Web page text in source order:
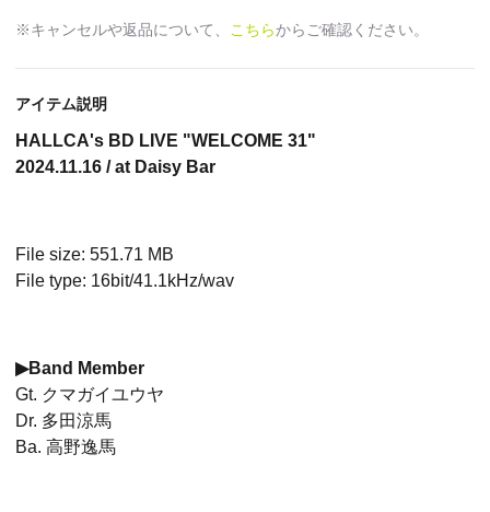
※キャンセルや返品について、 こちらからご確認ください。
アイテム説明
HALLCA's BD LIVE "WELCOME 31"
2024.11.16 / at Daisy Bar
File size: 551.71 MB
File type: 16bit/41.1kHz/wav
▶︎Band Member
Gt. クマガイユウヤ
Dr. 多田涼馬
Ba. 高野逸馬